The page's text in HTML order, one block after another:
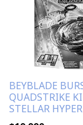
BEYBLADE
QUADSTRIKE
STELLAR